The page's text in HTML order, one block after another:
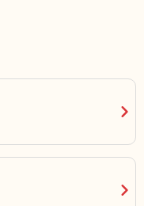
chevron_right
chevron_right